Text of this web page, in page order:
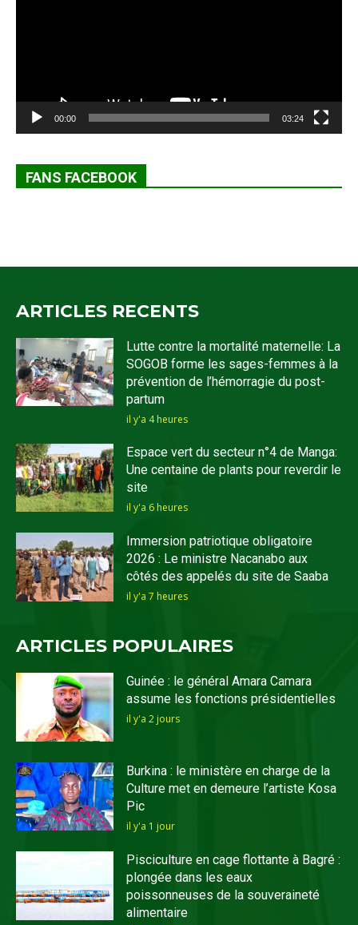
00:00 03:24
FANS FACEBOOK
ARTICLES RECENTS
Lutte contre la mortalité maternelle: La
SOGOB forme les sages-femmes à la
prévention de l’hémorragie du post-
partum
il y'a 4 heures
Espace vert du secteur n°4 de Manga:
Une centaine de plants pour reverdir le
site
il y'a 6 heures
Immersion patriotique obligatoire
2026 : Le ministre Nacanabo aux
côtés des appelés du site de Saaba
il y'a 7 heures
ARTICLES POPULAIRES
Guinée : le général Amara Camara
assume les fonctions présidentielles
il y'a 2 jours
Burkina : le ministère en charge de la
Culture met en demeure l’artiste Kosa
Pic
il y'a 1 jour
Pisciculture en cage flottante à Bagré :
plongée dans les eaux
poissonneuses de la souveraineté
alimentaire